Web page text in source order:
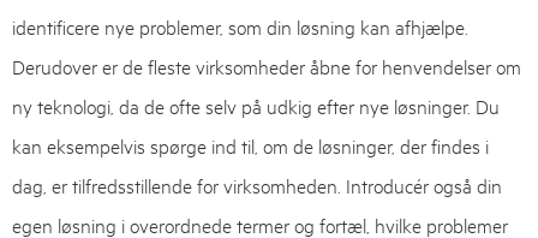
identificere nye problemer, som din løsning kan afhjælpe.
Derudover er de fleste virksomheder åbne for henvendelser om
ny teknologi, da de ofte selv på udkig efter nye løsninger. Du
kan eksempelvis spørge ind til, om de løsninger, der findes i
dag, er tilfredsstillende for virksomheden. Introducér også din
egen løsning i overordnede termer og fortæl, hvilke problemer